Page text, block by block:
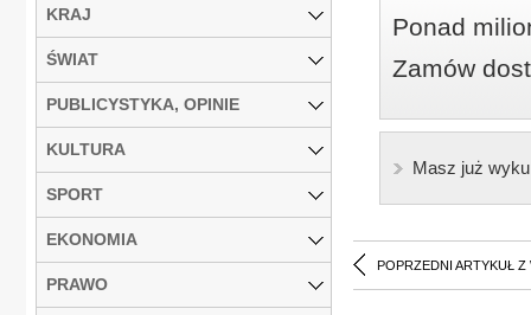
Ponad
Zamów
Masz już
POPRZEDNI ARTYKUŁ Z
KRAJ
ŚWIAT
PUBLICYSTYKA, OPINIE
KULTURA
SPORT
EKONOMIA
PRAWO